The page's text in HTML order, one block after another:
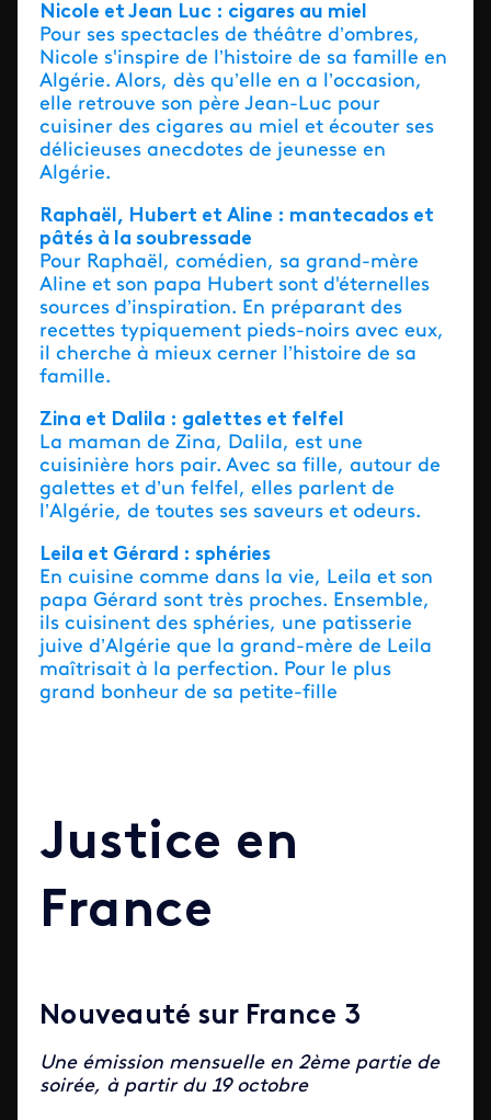
Nicole et Jean Luc : cigares au miel
Pour ses spectacles de théâtre d’ombres,
Nicole s'inspire de l’histoire de sa famille en
Algérie. Alors, dès qu’elle en a l’occasion,
elle retrouve son père Jean-Luc pour
cuisiner des cigares au miel et écouter ses
délicieuses anecdotes de jeunesse en
Algérie.
Raphaël, Hubert et Aline : mantecados et
pâtés à la soubressade
Pour Raphaël, comédien, sa grand-mère
Aline et son papa Hubert sont d'éternelles
sources d’inspiration. En préparant des
recettes typiquement pieds-noirs avec eux,
il cherche à mieux cerner l’histoire de sa
famille.
Zina et Dalila : galettes et felfel
La maman de Zina, Dalila, est une
cuisinière hors pair. Avec sa fille, autour de
galettes et d’un felfel, elles parlent de
l’Algérie, de toutes ses saveurs et odeurs.
Leila et Gérard : sphéries
En cuisine comme dans la vie, Leila et son
papa Gérard sont très proches. Ensemble,
ils cuisinent des sphéries, une patisserie
juive d’Algérie que la grand-mère de Leila
maîtrisait à la perfection. Pour le plus
grand bonheur de sa petite-fille
Justice en
France
Nouveauté sur France 3
Une émission mensuelle en 2ème partie de
soirée, à partir du 19 octobre